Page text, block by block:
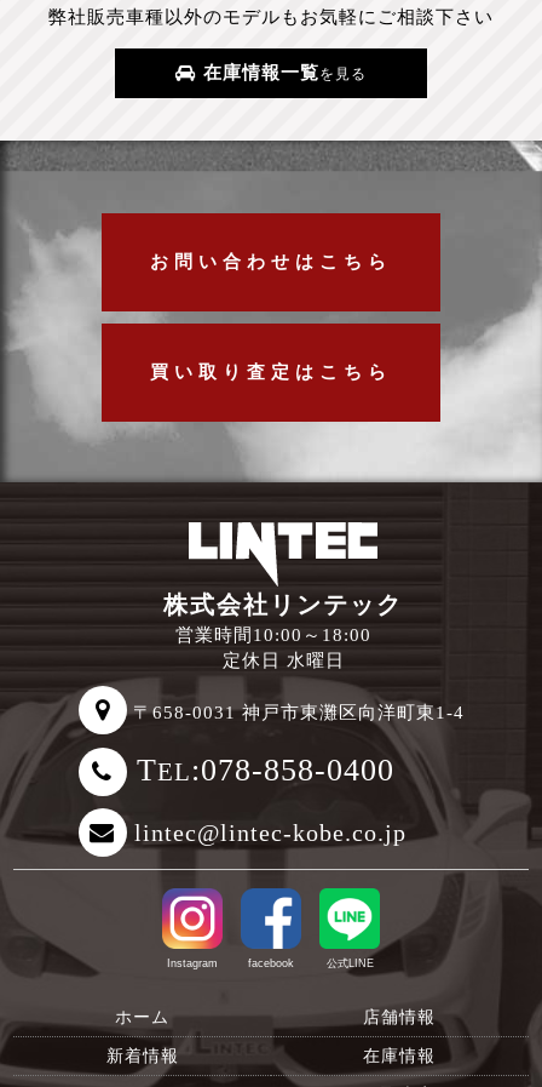
弊社販売車種以外のモデルもお気軽にご相談下さい
在庫情報一覧を見る
お問い合わせはこちら
買い取り査定はこちら
株式会社リンテック
営業時間10:00～18:00
定休日 水曜日
〒658-0031 神戸市東灘区向洋町東1-4
TEL:078-858-0400
lintec@lintec-kobe.co.jp
Instagram facebook 公式LINE
ホーム 店舗情報
新着情報 在庫情報